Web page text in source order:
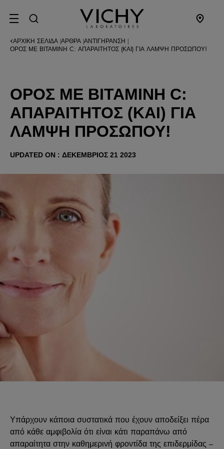
SITE MENU
ΑΡΧΙΚΉ ΣΕΛΊΔΑ ΆΡΘΡΑ ΑΝΤΙΓΉΡΑΝΣΗ
ΟΡΌΣ ΜΕ ΒΙΤΑΜΊΝΗ C: ΑΠΑΡΑΊΤΗΤΟΣ (ΚΑΙ) ΓΙΑ ΛΆΜΨΗ ΠΡΟΣΏΠΟΥ!
ΟΡΌΣ ΜΕ ΒΙΤΑΜΊΝΗ C:
ΑΠΑΡΑΊΤΗΤΟΣ (ΚΑΙ) ΓΙΑ
ΛΆΜΨΗ ΠΡΟΣΏΠΟΥ!
UPDATED ON : ΔΕΚΈΜΒΡΙΟΣ 21 2023
Υπάρχουν κάποια συστατικά που έχουν αποδείξει πέρα
από κάθε αμφιβολία ότι είναι κάτι παραπάνω από
απαραίτητα στην καθημερινή φροντίδα της επιδερμίδας –